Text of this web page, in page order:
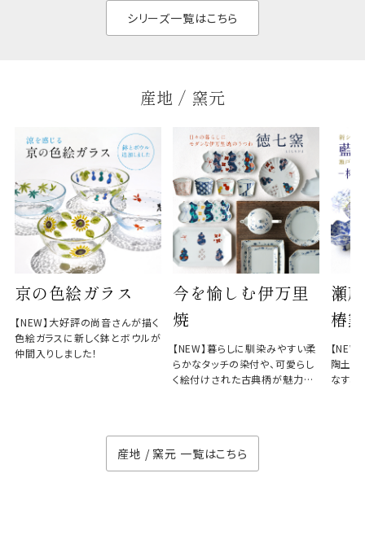
シリーズ一覧はこちら
産地 / 窯元
京の色絵ガラス
【NEW】大好評の尚音さんが描く
色絵ガラスに新しく鉢とボウルが
仲間入りしました！
今を愉しむ伊万里
焼
【NEW】暮らしに馴染みやすい柔
らかなタッチの染付や、可愛らし
く絵付けされた古典柄が魅力の
瀬
椿窯
【
陶土と
なす、
産地 / 窯元 一覧はこちら